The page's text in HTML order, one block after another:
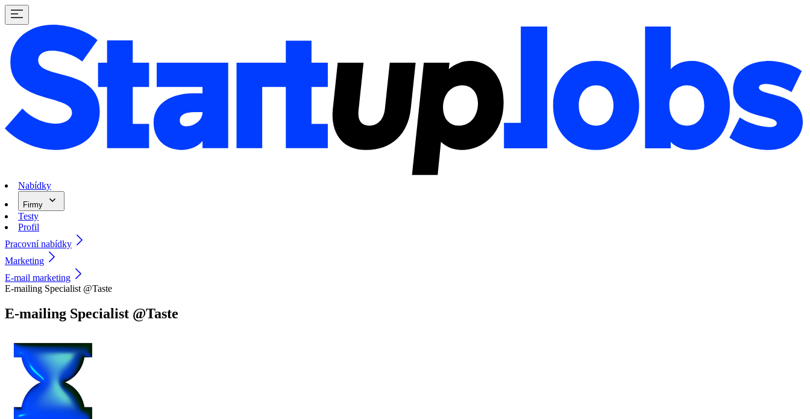
Nabídky
Firmy
Testy
Profil
Pracovní nabídky
Marketing
E-mail marketing
E-mailing Specialist @Taste
E-mailing Specialist @Taste